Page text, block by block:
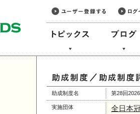
助成制度名 第28回
実施団体 全日本